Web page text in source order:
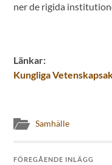
ner de rigida
Länkar:
Kungliga
Samhälle
FÖREGÅENDE INLÄGG